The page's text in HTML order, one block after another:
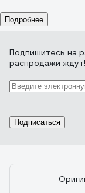
Подробнее
Подпишитесь на
распродажи ждут!
Подписаться